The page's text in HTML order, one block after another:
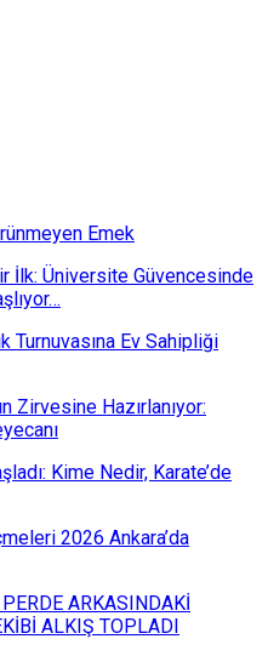
Emek
İlk: Üniversite Güvencesinde
Turnuvasına Ev Sahipliği
Zirvesine Hazırlanıyor:
Kime Nedir, Karate’de
2026 Ankara’da
ARKASINDAKİ
ALKIŞ TOPLADI